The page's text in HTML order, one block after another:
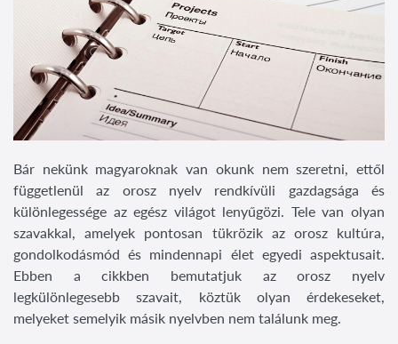
Bár nekünk magyaroknak van okunk nem szeretni, ettől
függetlenül az orosz nyelv rendkívüli gazdagsága és
különlegessége az egész világot lenyűgözi. Tele van olyan
szavakkal, amelyek pontosan tükrözik az orosz kultúra,
gondolkodásmód és mindennapi élet egyedi aspektusait.
Ebben a cikkben bemutatjuk az orosz nyelv
legkülönlegesebb szavait, köztük olyan érdekeseket,
melyeket semelyik másik nyelvben nem találunk meg.